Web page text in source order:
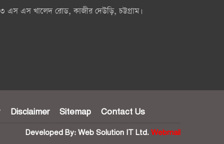
এস এস খালেদ রোড, কাজীর দেউড়ি, চট্টগ্রাম।
Disclaimer Sitemap Contact Us
Developed By: Web Solution IT Ltd. Webmail